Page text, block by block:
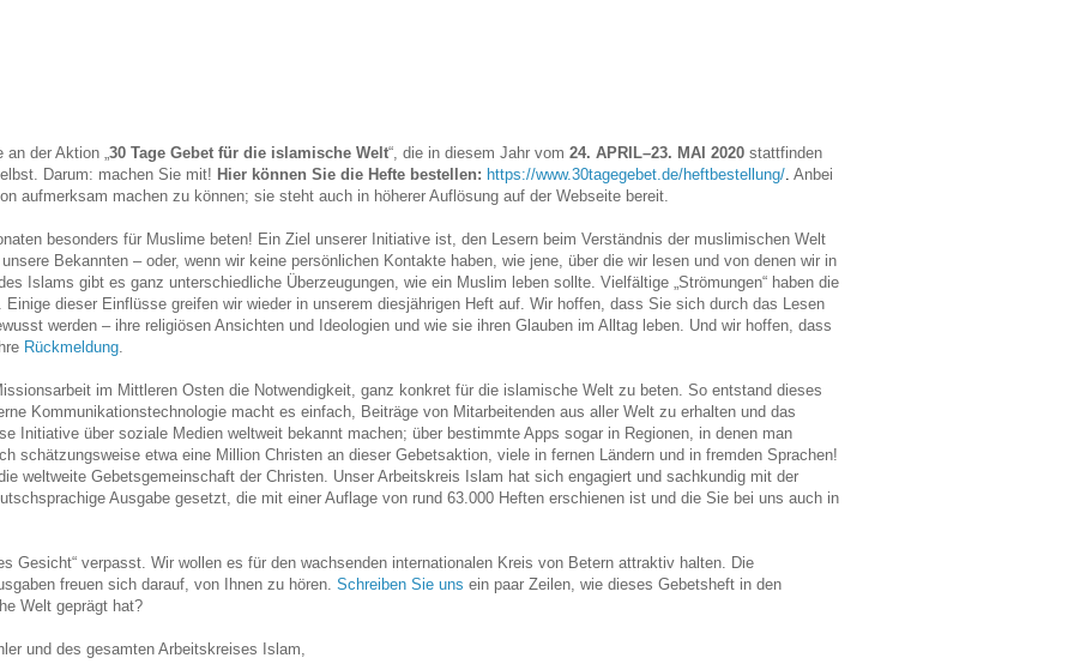
der Aktion „ 30 Tage Gebet für die islamische Welt“, die in diesem Jahr vom 24. APRIL–23. MAI 2020 stattfinden
Darum: machen Sie mit! Hier können Sie die Hefte bestellen: https://www.30tagegebet.de/heftbestellung/ Anbei
aufmerksam machen zu können; sie steht auch in höherer Auflösung auf der Webseite bereit.
besonders für Muslime beten! Ein Ziel unserer Initiative ist, den Lesern beim Verständnis der muslimischen Welt
Bekannten – oder, wenn wir keine persönlichen Kontakte haben, wie jene, über die wir lesen und von denen wir in
Islams gibt es ganz unterschiedliche Überzeugungen, wie ein Muslim leben sollte. Vielfältige „Strömungen“ haben die
dieser Einflüsse greifen wir wieder in unserem diesjährigen Heft auf. Wir hoffen, dass Sie sich durch das Lesen
werden – ihre religiösen Ansichten und Ideologien und wie sie ihren Glauben im Alltag leben. Und wir hoffen, dass
Rückmeldung
im Mittleren Osten die Notwendigkeit, ganz konkret für die islamische Welt zu beten. So entstand dieses
Kommunikationstechnologie macht es einfach, Beiträge von Mitarbeitenden aus aller Welt zu erhalten und das
Initiative über soziale Medien weltweit bekannt machen; über bestimmte Apps sogar in Regionen, in denen man
schätzungsweise etwa eine Million Christen an dieser Gebetsaktion, viele in fernen Ländern und in fremden Sprachen!
weltweite Gebetsgemeinschaft der Christen. Unser Arbeitskreis Islam hat sich engagiert und sachkundig mit der
Ausgabe gesetzt, die mit einer Auflage von rund 63.000 Heften erschienen ist und die Sie bei uns auch in
Gesicht“ verpasst. Wir wollen es für den wachsenden internationalen Kreis von Betern attraktiv halten. Die
freuen sich darauf, von Ihnen zu hören. Schreiben Sie uns ein paar Zeilen, wie dieses Gebetsheft in den
Welt geprägt hat?
und des gesamten Arbeitskreises Islam,